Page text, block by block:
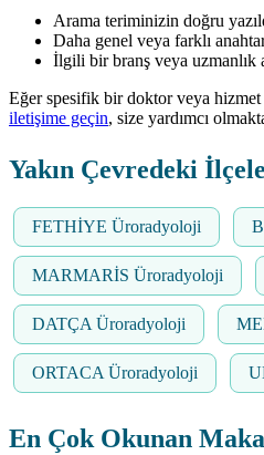
Arama teriminizin doğru
Daha genel veya farklı
İlgili bir branş veya uzmanlık
Eğer spesifik bir doktor veya hizmet
iletişime geçin, size yardımcı
Yakın Çevredeki
FETHİYE Üroradyoloji
MARMARİS Üroradyoloji
DATÇA Üroradyoloji
ORTACA Üroradyoloji
En Çok Okunan